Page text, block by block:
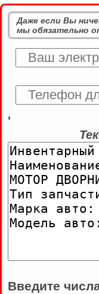
Даже если Вы
мы обязательно
'
Введите